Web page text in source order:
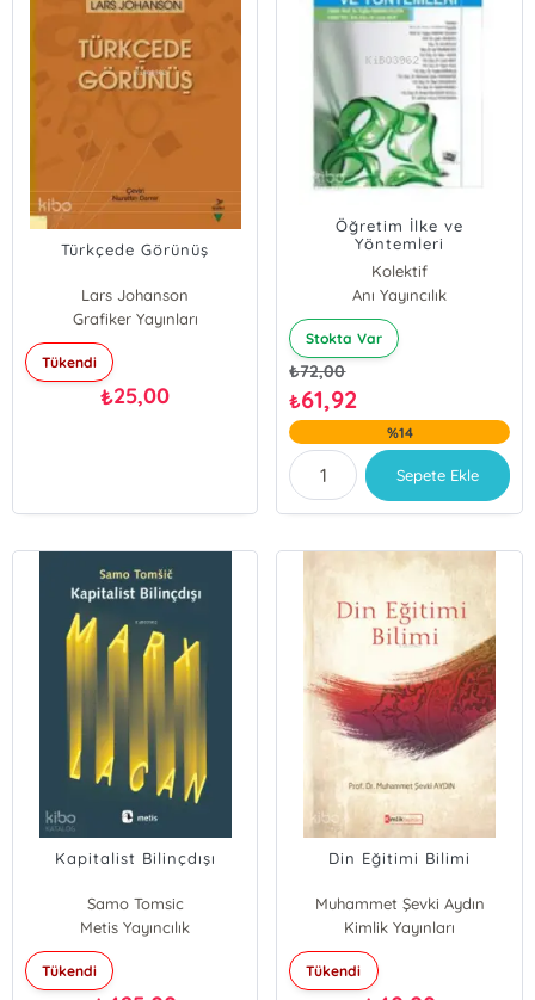
Türkçede Görünüş
Lars Johanson
Grafiker Yayınları
Tükendi
₺25,00
Öğretim İlke ve
Yöntemleri
Kolektif
Anı Yayıncılık
Stokta Var
₺72,00
₺61,92
%14
Sepete Ekle
Kapitalist Bilinçdışı
Samo Tomsic
Metis Yayıncılık
Tükendi
Din Eğitimi Bilimi
Muhammet Şevki Aydın
Kimlik Yayınları
Tükendi